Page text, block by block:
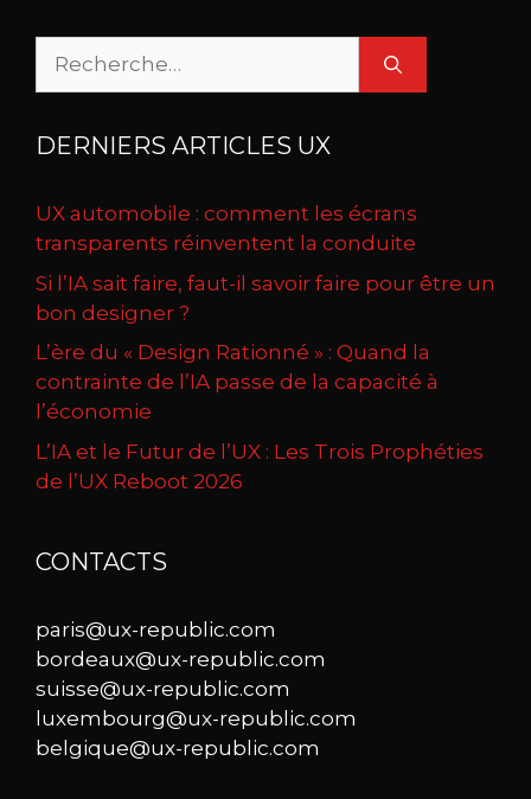
DERNIERS ARTICLES UX
UX automobile : comment les écrans
transparents réinventent la conduite
Si l’IA sait faire, faut-il savoir faire pour être un
bon designer ?
L’ère du « Design Rationné » : Quand la
contrainte de l’IA passe de la capacité à
l’économie
L’IA et le Futur de l’UX : Les Trois Prophéties
de l’UX Reboot 2026
CONTACTS
paris@ux-republic.com
bordeaux@ux-republic.com
suisse@ux-republic.com
luxembourg@ux-republic.com
belgique@ux-republic.com